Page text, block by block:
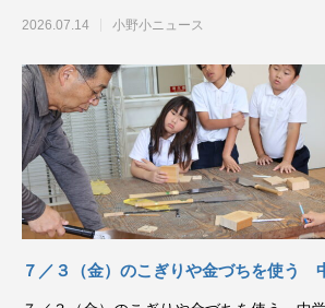
を行ってきました。せ
2026.07.14 小野小ニュース
７／３（金）のこぎりや金づちを使う